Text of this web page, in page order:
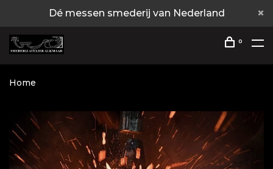
Dé messen smederij van Nederland
0
Home